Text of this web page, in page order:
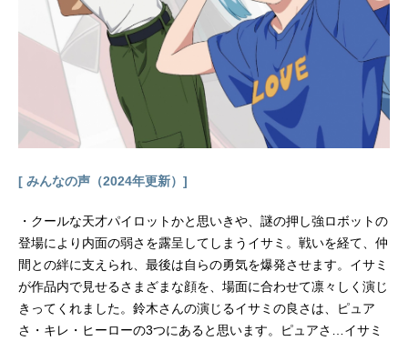
[ みんなの声（2024年更新）]
・クールな天才パイロットかと思いきや、謎の押し強ロボットの
登場により内面の弱さを露呈してしまうイサミ。戦いを経て、仲
間との絆に支えられ、最後は自らの勇気を爆発させます。イサミ
が作品内で見せるさまざまな顔を、場面に合わせて凛々しく演じ
きってくれました。鈴木さんの演じるイサミの良さは、ピュア
さ・キレ・ヒーローの3つにあると思います。ピュアさ…イサミ